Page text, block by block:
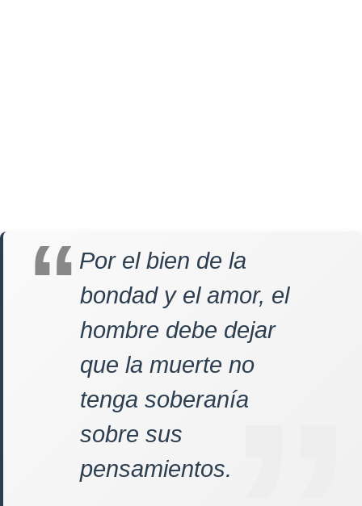
Por el bien de la
bondad y el amor, el
hombre debe dejar
que la muerte no
tenga soberanía
sobre sus
pensamientos.